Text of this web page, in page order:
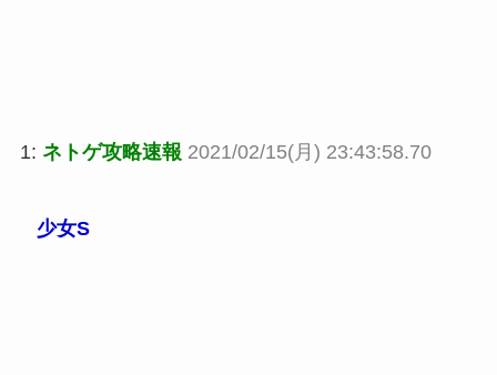
1: ネトゲ攻略速報 2021/02/15(月) 23:43:58.70
少女S